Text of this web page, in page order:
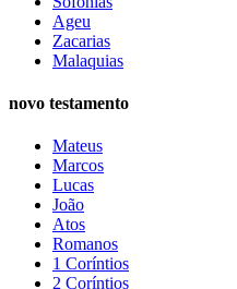
Ageu
Zacarias
Malaquias
novo testamento
Mateus
Marcos
Lucas
João
Atos
Romanos
1 Coríntios
2 Coríntios